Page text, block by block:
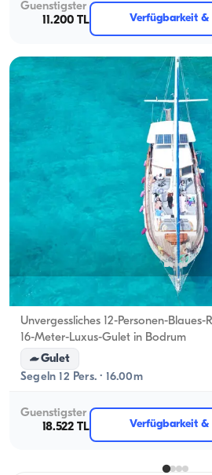
Guenstigster
11.200 TL
Verfügbarkeit &
Bodrum, Muğla
Unvergessliches 12-Personen-Blaues-
16-Meter-Luxus-Gulet in Bodrum
Gulet
Segeln 12 Pers. · 16.00m
Guenstigster
18.522 TL
Verfügbarkeit &